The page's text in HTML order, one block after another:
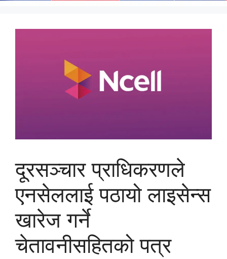
दूरसञ्चार प्राधिकरणले
एनसेललाई पठायो लाइसेन्स
खारेज गर्ने
चेतावनीसहितको पत्र